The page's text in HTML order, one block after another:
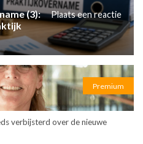
(3):
Plaats een reactie
Premium
verbijsterd over de nieuwe